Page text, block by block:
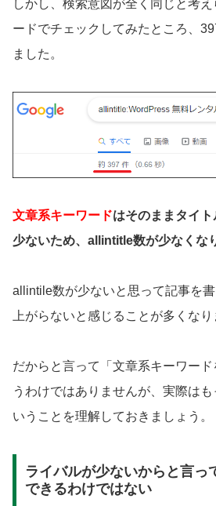
しかし、検索意図が全く同じと考
ードでチェックしてみたところ、
ました。
文章系キーワードはそのままタイ
少ないため、allintitle数が少なくな
allintile数が少ないと思って記事を
上がらないと感じることが多くなり
だからと言って「文章系キーワー
うわけではありませんが、実際は
いうことを理解しておきましょう。
ライバルが少ないからと言っ
できるわけではない